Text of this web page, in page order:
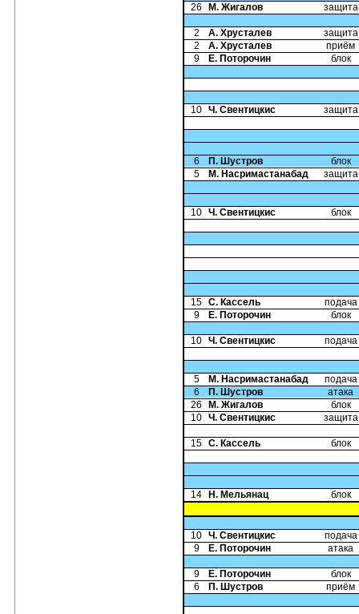
26 М. Жигалов защита
2 А. Хрусталев
защита
2
А. Хрусталев
приём
9
Е. Поторочин блок
10 Ч. Свентицкис защита
6 П. Шустров
блок
5
М. Насримастанабад защита
10 Ч. Свентицкис блок
15 С. Кассель
подача
9
Е. Поторочин блок
10 Ч. Свентицкис подача
5 М. Насримастанабад
подача
6
П. Шустров
атака
26
М. Жигалов
блок
10 Ч. Свентицкис защита
15 С. Кассель блок
14 Н. Мельянац блок
10 Ч. Свентицкис
подача
9
Е. Поторочин атака
9 Е. Поторочин
блок
6
П. Шустров приём